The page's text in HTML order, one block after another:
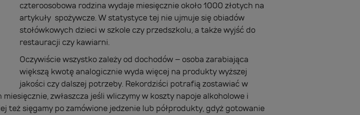
czteroosobowa rodzina wydaje miesięcznie około 1000 złotych na
artykuły spożywcze. W statystyce tej nie ujmuje się obiadów
stołówkowych dzieci w szkole czy przedszkolu, a także wyjść do
restauracji czy kawiarni.
Oczywiście wszystko zależy od dochodów – osoba zarabiająca
większą kwotę analogicznie wyda więcej na produkty wyższej
jakości czy dalszej potrzeby. Rekordziści potrafią zostawiać w
zwłaszcza jeśli wliczymy w koszty napoje alkoholowe i
też sięgamy po zamówione jedzenie lub półprodukty, gdyż gotowanie